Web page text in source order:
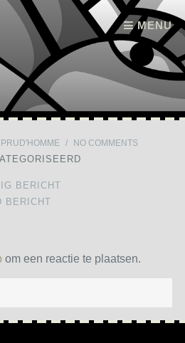
MENU
PRUD'HOMME / NO COMMENTS
BERICHT
BERICHT
om een reactie te plaatsen.